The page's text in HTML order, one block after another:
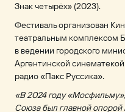
Знак четырёх» (2023).
Фестиваль организован
театральным комплексом
в ведении городского
Аргентинской
радио «Пакс Руссика».
«В 2024 году
Союза был главной опорой